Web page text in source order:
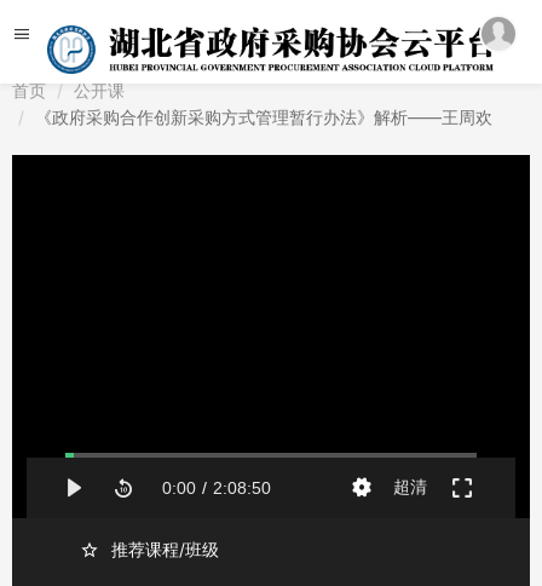
首页
公开课
《政府采购合作创新采购方式管理暂行办法》解析——王周欢
推荐课程/班级